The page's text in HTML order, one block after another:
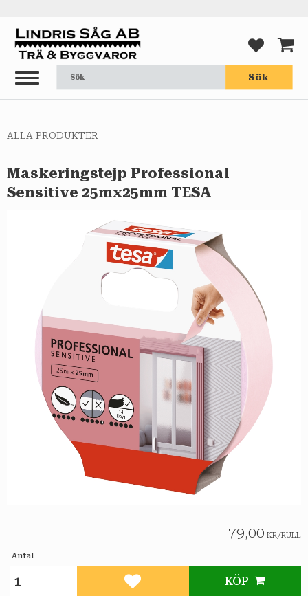
Meny
Sök
ALLA PRODUKTER
Maskeringstejp Professional
Sensitive 25mx25mm TESA
79,00 KR/RULL
Antal
KÖP
Lägg till i favoriter